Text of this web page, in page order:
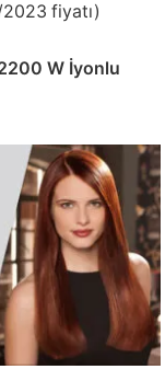
fiyatı)
W İyonlu